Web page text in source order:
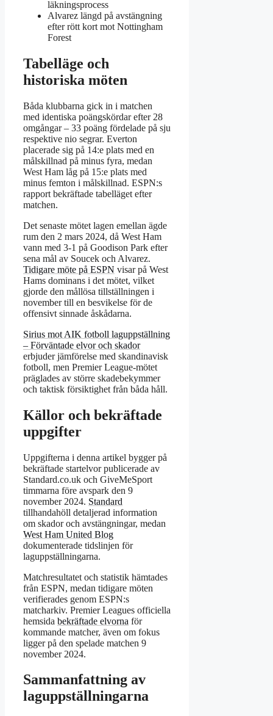
läkningsprocess
Alvarez längd på avstängning
efter rött kort mot Nottingham
Forest
Tabelläge och
historiska möten
Båda klubbarna gick in i matchen
med identiska poängskördar efter 28
omgångar – 33 poäng fördelade på sju
respektive nio segrar. Everton
placerade sig på 14:e plats med en
målskillnad på minus fyra, medan
West Ham låg på 15:e plats med
minus femton i målskillnad. ESPN:s
rapport bekräftade tabelläget efter
matchen.
Det senaste mötet lagen emellan ägde
rum den 2 mars 2024, då West Ham
vann med 3-1 på Goodison Park efter
sena mål av Soucek och Alvarez.
Tidigare möte på ESPN visar på West
Hams dominans i det mötet, vilket
gjorde den mållösa tillställningen i
november till en besvikelse för de
offensivt sinnade åskådarna.
Sirius mot AIK fotboll laguppställning
– Förväntade elvor och skador
erbjuder jämförelse med skandinavisk
fotboll, men Premier League-mötet
präglades av större skadebekymmer
och taktisk försiktighet från båda håll.
Källor och bekräftade
uppgifter
Uppgifterna i denna artikel bygger på
bekräftade startelvor publicerade av
Standard.co.uk och GiveMeSport
timmarna före avspark den 9
november 2024. Standard
tillhandahöll detaljerad information
om skador och avstängningar, medan
West Ham United Blog
dokumenterade tidslinjen för
laguppställningarna.
Matchresultatet och statistik hämtades
från ESPN, medan tidigare möten
verifierades genom ESPN:s
matcharkiv. Premier Leagues officiella
hemsida bekräftade elvorna för
kommande matcher, även om fokus
ligger på den spelade matchen 9
november 2024.
Sammanfattning av
laguppställningarna